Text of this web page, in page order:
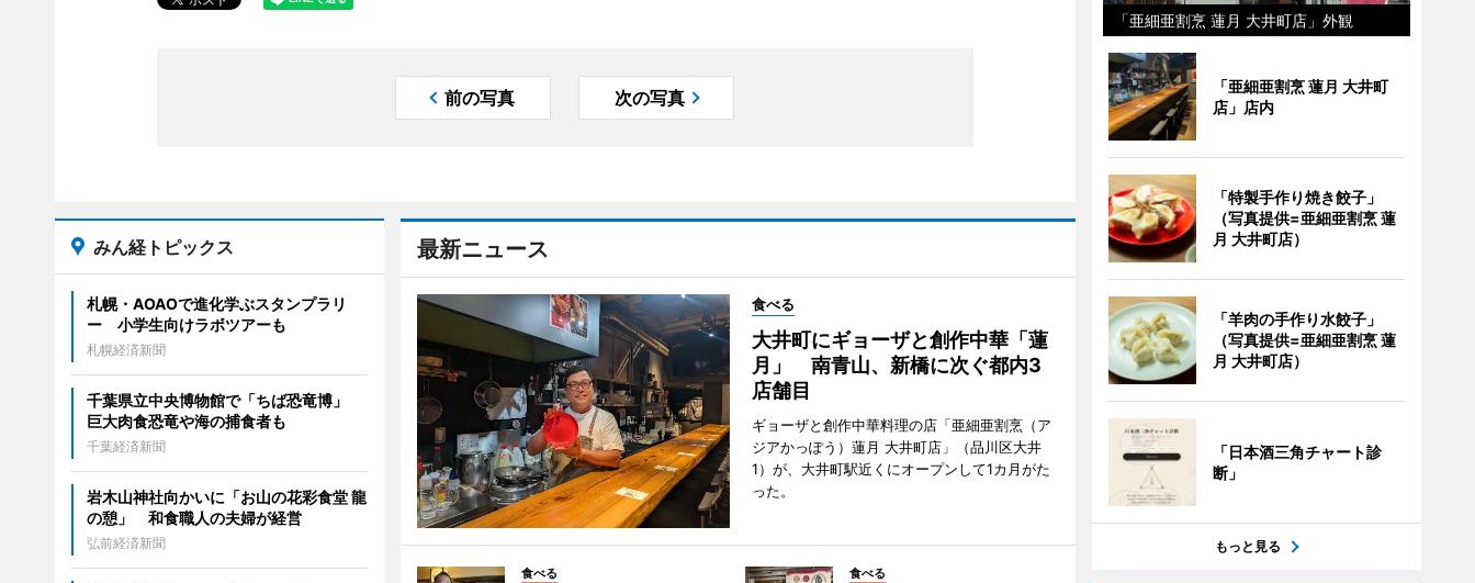
前の写真 次の写真
最新ニュース
食べる
大井町にギョーザと創作中華「蓮
月」 南青山、新橋に次ぐ都内3
店舗目
ギョーザと創作中華料理の店「亜細亜割烹（ア
ジアかっぽう）蓮月 大井町店」（品川区大井
1）が、大井町駅近くにオープンして1カ月がた
った。
食べる 食べる
みん経トピックス
札幌・AOAOで進化学ぶスタンプラリ
ー 小学生向けラボツアーも
札幌経済新聞
千葉県立中央博物館で「ちば恐竜博」
巨大肉食恐竜や海の捕食者も
千葉経済新聞
岩木山神社向かいに「お山の花彩食堂 龍
の憩」 和食職人の夫婦が経営
弘前経済新聞
「亜細亜割烹 蓮月 大井町店」外観
「亜細亜割烹 蓮月 大井町
店」店内
「特製手作り焼き餃子」
（写真提供=亜細亜割烹 蓮
月 大井町店）
「羊肉の手作り水餃子」
（写真提供=亜細亜割烹 蓮
月 大井町店）
「日本酒三角チャート診
断」
もっと見る